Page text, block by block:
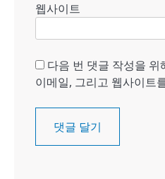
웹사이트
다음 번 댓글 작성을
이메일, 그리고 웹사이트